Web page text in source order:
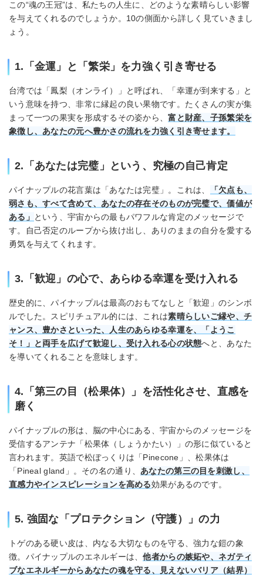
この“魂の王冠”は、私たちの人生に、どのような素晴らしい影響
を与えてくれるのでしょうか。10の側面から詳しく見ていきまし
ょう。
1.「金運」と「繁栄」を力強く引き寄せる
台湾では「鳳梨（オンライ）」と呼ばれ、「幸運が到来する」と
いう意味を持つ、非常に縁起の良い果物です。たくさんの実が集
まって一つの果実を形成するその姿から、富と財産、子孫繁栄を
象徴し、あなたの元へ豊かさの流れを力強く引き寄せます。
2.「あなたは完璧」という、究極の自己肯定
パイナップルの花言葉は「あなたは完璧」。これは、
「欠点も、
弱さも、すべて含めて、あなたの存在そのものが完璧で、価値が
ある」 という、宇宙からの最もパワフルな肯定のメッセージで
す。自己否定のループから抜け出し、ありのままの自分を愛する
勇気を与えてくれます。
3.「歓迎」の心で、あらゆる幸運を受け入れる
歴史的に、パイナップルは最高のおもてなしと「歓迎」のシンボ
ルでした。スピリチュアル的には、これは素晴らしいご縁や、チ
ャンス、豊かさといった、人生のあらゆる幸運を、「ようこ
そ！」と両手を広げて歓迎し、受け入れる心の状態へと、あなた
を導いてくれることを意味します。
4.「第三の目（松果体）」を活性化させ、直感を
磨く
パイナップルの形は、脳の中心にある、宇宙からのメッセージを
受信するアンテナ「松果体（しょうかたい）」の形に似ていると
言われます。英語で松ぼっくりは「Pinecone」、松果体は
「Pineal gland」。その名の通り、あなたの第三の目を刺激し、
直感力やインスピレーションを高める効果があるのです。
5. 強固な「プロテクション（守護）」の力
トゲのある硬い皮は、内なる大切なものを守る、強力な鎧の象
徴。パイナップルのエネルギーは、他者からの嫉妬や、ネガティ
ブなエネルギーからあなたの魂を守る、見えないバリア（結界）